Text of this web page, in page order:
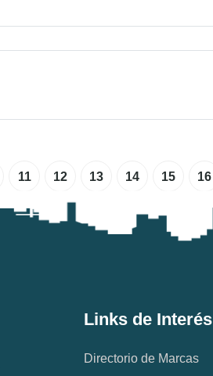
11 12 13 14 15 16
Links de Interés
Directorio de Marcas